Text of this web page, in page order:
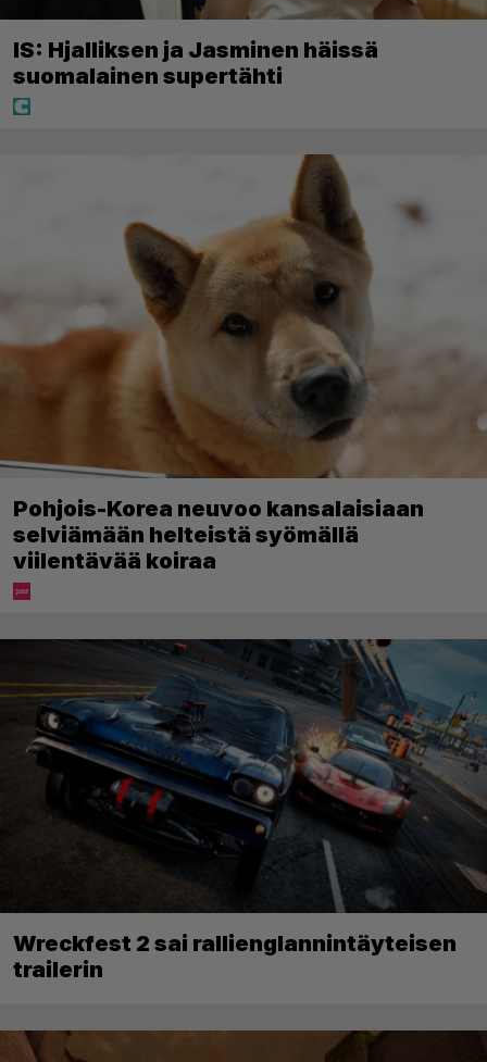
IS: Hjalliksen ja Jasminen häissä
suomalainen supertähti
Pohjois-Korea neuvoo kansalaisiaan
selviämään helteistä syömällä
viilentävää koiraa
Wreckfest 2 sai rallienglannintäyteisen
trailerin